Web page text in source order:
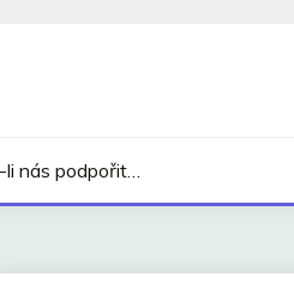
li nás podpořit…